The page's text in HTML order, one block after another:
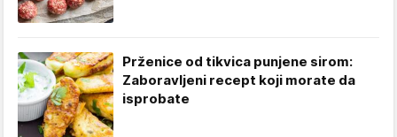
Prženice od tikvica punjene sirom:
Zaboravljeni recept koji morate da
isprobate